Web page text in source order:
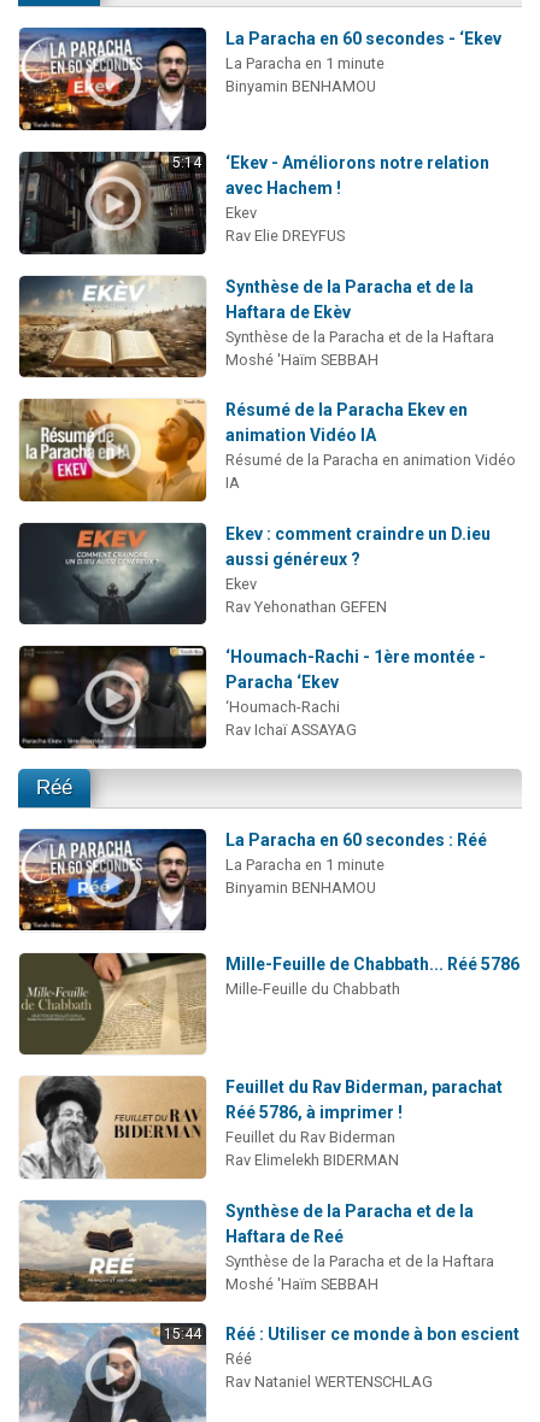
La Paracha en 60 secondes - ‘Ekev
La Paracha en 1 minute
Binyamin BENHAMOU
5:14
‘Ekev - Améliorons notre relation
avec Hachem !
Ekev
Rav Elie DREYFUS
Synthèse de la Paracha et de la
Haftara de Ekèv
Synthèse de la Paracha et de la Haftara
Moshé 'Haïm SEBBAH
Résumé de la Paracha Ekev en
animation Vidéo IA
Résumé de la Paracha en animation Vidéo
IA
Ekev : comment craindre un D.ieu
aussi généreux ?
Ekev
Rav Yehonathan GEFEN
‘Houmach-Rachi - 1ère montée -
Paracha ‘Ekev
‘Houmach-Rachi
Rav Ichaï ASSAYAG
Réé
La Paracha en 60 secondes : Réé
La Paracha en 1 minute
Binyamin BENHAMOU
Mille-Feuille de Chabbath... Réé 5786
Mille-Feuille du Chabbath
Feuillet du Rav Biderman, parachat
Réé 5786, à imprimer !
Feuillet du Rav Biderman
Rav Elimelekh BIDERMAN
Synthèse de la Paracha et de la
Haftara de Reé
Synthèse de la Paracha et de la Haftara
Moshé 'Haïm SEBBAH
15:44 Réé : Utiliser ce monde à bon escient
Réé
Rav Nataniel WERTENSCHLAG